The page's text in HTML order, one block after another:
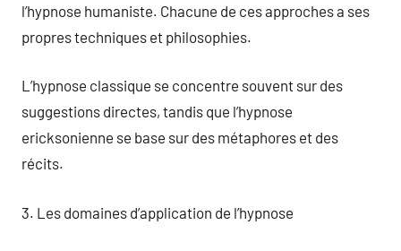
l’hypnose humaniste. Chacune de ces approches a ses
propres techniques et philosophies.
L’hypnose classique se concentre souvent sur des
suggestions directes, tandis que l’hypnose
ericksonienne se base sur des métaphores et des
récits.
3. Les domaines d’application de l’hypnose